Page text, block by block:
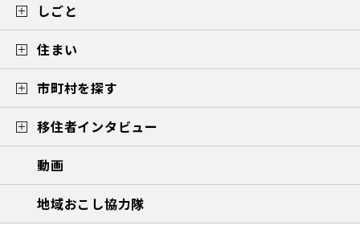
しごと
住まい
市町村を探す
移住者インタビュー
動画
地域おこし協力隊